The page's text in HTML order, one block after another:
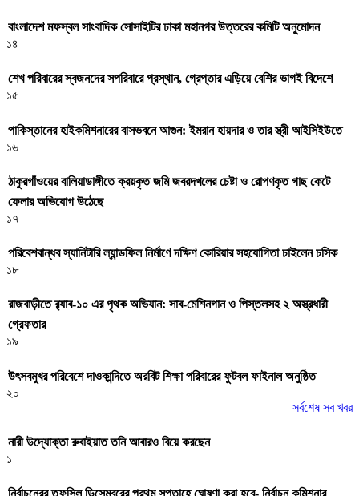
বাংলাদেশ মফস্বল সাংবাদিক সোসাইটির ঢাকা মহানগর উত্তরের কমিটি অনুমোদন
১৪
শেখ পরিবারের স্বজনদের সপরিবারে প্রস্থান, গ্রেপ্তার এড়িয়ে বেশির ভাগই বিদেশে
১৫
পাকিস্তানের হাইকমিশনারের বাসভবনে আগুন: ইমরান হায়দার ও তার স্ত্রী আইসিইউতে
১৬
ঠাকুরগাঁওয়ের বালিয়াডাঙ্গীতে ক্রয়কৃত জমি জবরদখলের চেষ্টা ও রোপণকৃত গাছ কেটে
ফেলার অভিযোগ উঠেছে
১৭
পরিবেশবান্ধব স্যানিটারি ল্যান্ডফিল নির্মাণে দক্ষিণ কোরিয়ার সহযোগিতা চাইলেন চসিক
১৮
রাজবাড়ীতে র‍্যাব-১০ এর পৃথক অভিযান: সাব-মেশিনগান ও পিস্তলসহ ২ অস্ত্রধারী
গ্রেফতার
১৯
উৎসবমুখর পরিবেশে দাওকান্দিতে অরবিট শিক্ষা পরিবারের ফুটবল ফাইনাল অনুষ্ঠিত
২০
সর্বশেষ সব খবর
নারী উদ্যোক্তা রুবাইয়াত তনি আবারও বিয়ে করছেন
১